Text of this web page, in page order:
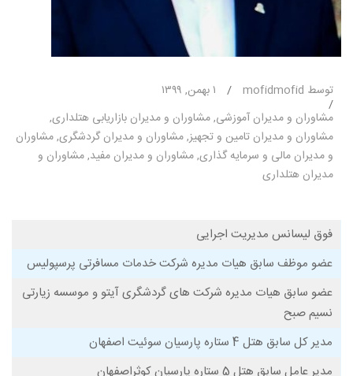
توسط mofidmofid / ۱ بهمن, ۱۳۹۹
/
مشاوران و مدیران آموزشی,مشاوران و مدیران بازاریابی هتلداری,
مشاوران و مدیران تامین و تجهیز,مشاوران و مدیران گردشگری,مشاوران
و مدیران مالی و سرمایه گذاری,مشاوران و مدیران مفید,مشاوران و
مدیران هتلداری
فوق لیسانس مدیریت اجرایی
عضو موظف سابق هیات مدیره شرکت خدمات مسافرتی پرسپولیس
عضو سابق هیات مدیره شرکت های گردشگری آیتو و موسسه زیارتی
نسیم صبح
مدیر کل سابق هتل 4 ستاره پارسیان سوئیت اصفهان
مدیر عامل سابق هتل 5 ستاره پارسیان کوثراصفهان